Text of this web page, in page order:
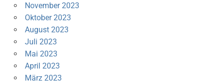
November 2023
Oktober 2023
August 2023
Juli 2023
Mai 2023
April 2023
März 2023